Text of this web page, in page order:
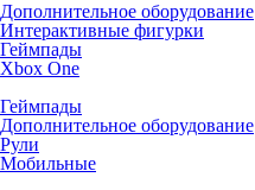
Дополнительное оборудование
Интерактивные фигурки
Геймпады
Xbox One
Геймпады
Дополнительное оборудование
Рули
Мобильные